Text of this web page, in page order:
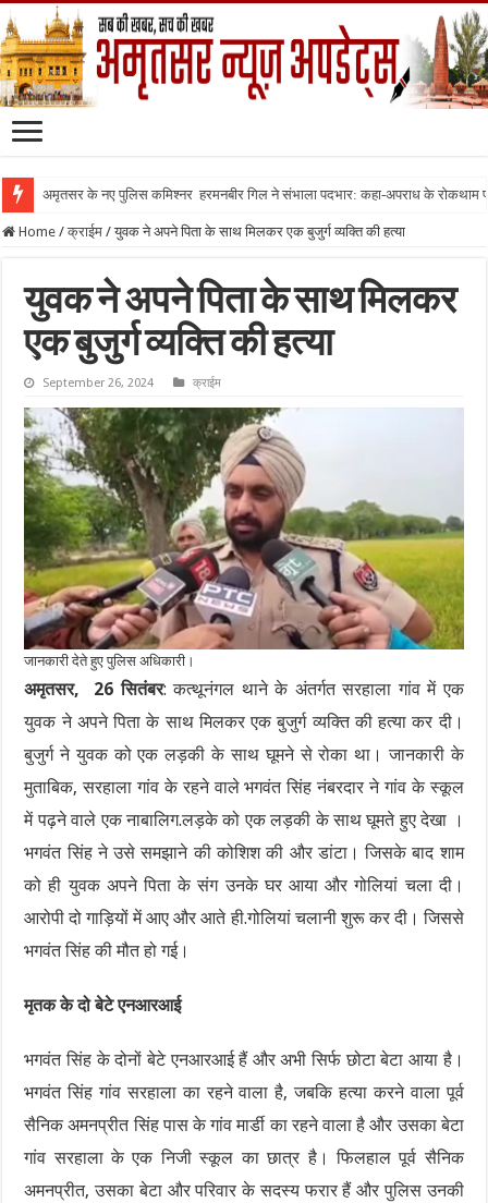
अमृतसर के नए पुलिस कमिश्नर हरमनबीर गिल ने संभाला पदभार: कहा-अपराध के रोकथाम
Home / क्राईम / युवक ने अपने पिता के साथ मिलकर एक बुजुर्ग व्यक्ति की हत्या
युवक ने अपने पिता के साथ मिलकर
एक बुजुर्ग व्यक्ति की हत्या
September 26, 2024 क्राईम
जानकारी देते हुए पुलिस अधिकारी।
अमृतसर, 26 सितंबर: कत्थूनंगल थाने के अंतर्गत सरहाला गांव में एक
युवक ने अपने पिता के साथ मिलकर एक बुजुर्ग व्यक्ति की हत्या कर दी।
बुजुर्ग ने युवक को एक लड़की के साथ घूमने से रोका था। जानकारी के
मुताबिक, सरहाला गांव के रहने वाले भगवंत सिंह नंबरदार ने गांव के स्कूल
में पढ़ने वाले एक नाबालिग.लड़के को एक लड़की के साथ घूमते हुए देखा ।
भगवंत सिंह ने उसे समझाने की कोशिश की और डांटा। जिसके बाद शाम
को ही युवक अपने पिता के संग उनके घर आया और गोलियां चला दी।
आरोपी दो गाड़ियों में आए और आते ही.गोलियां चलानी शुरू कर दी। जिससे
भगवंत सिंह की मौत हो गई।
मृतक के दो बेटे एनआरआई
भगवंत सिंह के दोनों बेटे एनआरआई हैं और अभी सिर्फ छोटा बेटा आया है।
भगवंत सिंह गांव सरहाला का रहने वाला है, जबकि हत्या करने वाला पूर्व
सैनिक अमनप्रीत सिंह पास के गांव मार्डी का रहने वाला है और उसका बेटा
गांव सरहाला के एक निजी स्कूल का छात्र है। फिलहाल पूर्व सैनिक
अमनप्रीत, उसका बेटा और परिवार के सदस्य फरार हैं और पुलिस उनकी